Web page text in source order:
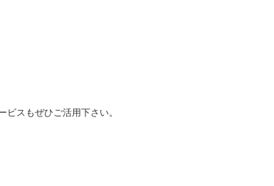
スもぜひご活用下さい。